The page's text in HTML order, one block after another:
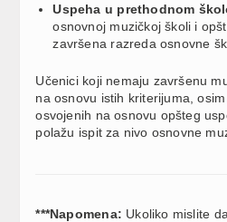
Uspeha u prethodnom
osnovnoj muzičkoj školi i
završena razreda osnovne
Učenici koji nemaju završenu
na osnovu istih kriterijuma,
osvojenih na osnovu opšteg
polažu ispit za nivo osnovne
***Napomena: Ukoliko mislite